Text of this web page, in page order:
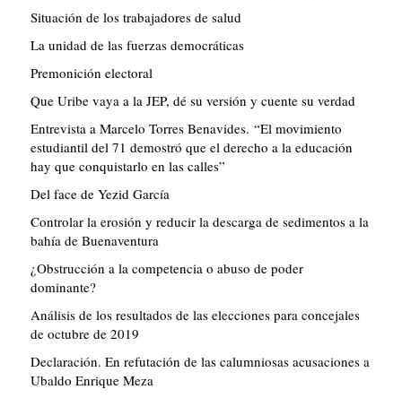
Situación de los trabajadores de salud
La unidad de las fuerzas democráticas
Premonición electoral
Que Uribe vaya a la JEP, dé su versión y cuente su verdad
Entrevista a Marcelo Torres Benavides. “El movimiento
estudiantil del 71 demostró que el derecho a la educación
hay que conquistarlo en las calles”
Del face de Yezid García
Controlar la erosión y reducir la descarga de sedimentos a la
bahía de Buenaventura
¿Obstrucción a la competencia o abuso de poder
dominante?
Análisis de los resultados de las elecciones para concejales
de octubre de 2019
Declaración. En refutación de las calumniosas acusaciones a
Ubaldo Enrique Meza